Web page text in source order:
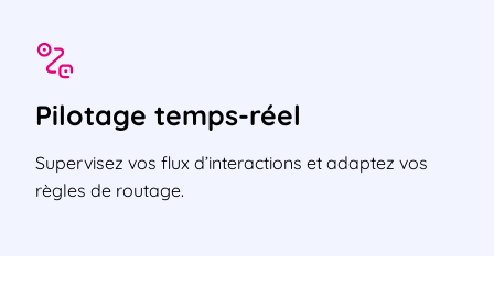
Pilotage temps-réel
Supervisez vos flux d’interactions et adaptez vos
règles de routage.